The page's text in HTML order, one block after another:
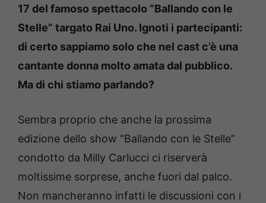
17 del famoso spettacolo “Ballando con le
Stelle” targato Rai Uno. Ignoti i partecipanti:
di certo sappiamo solo che nel cast c’è una
cantante donna molto amata dal pubblico.
Ma di chi stiamo parlando?
Sembra proprio che anche la prossima
edizione dello show “Ballando con le Stelle”
condotto da Milly Carlucci ci riserverà
moltissime sorprese, anche fuori dal palco.
Non mancheranno infatti le discussioni con i